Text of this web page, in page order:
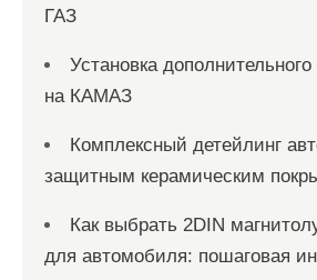
ГАЗ
Установка
на КАМАЗ
Комплексный детейлинг
защитным керамическим
Как выбрать 2DIN
для автомобиля: пошаговая